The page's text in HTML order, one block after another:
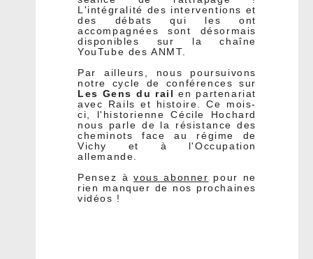
L'intégralité des interventions et
des débats qui les ont
accompagnées sont désormais
disponibles sur la chaîne
YouTube des ANMT.
Par ailleurs, nous poursuivons
notre cycle de conférences sur
Les Gens du rail en partenariat
avec Rails et histoire.
Ce mois-
ci, l'historienne Cécile Hochard
nous parle de la résistance des
cheminots face au régime de
Vichy et à l'Occupation
allemande.
Pensez àvous abonner pour ne
rien manquer de nos prochaines
vidéos !